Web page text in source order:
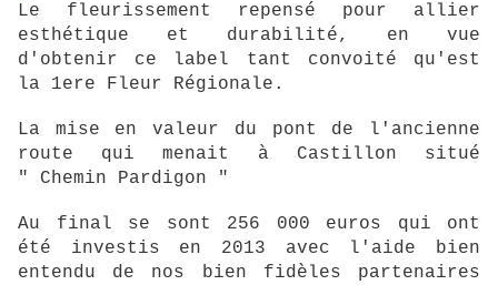
Le fleurissement repensé pour allier
esthétique et durabilité, en vue
d'obtenir ce label tant convoité qu'est
la 1ere Fleur Régionale.
La mise en valeur du pont de l'ancienne
route qui menait à Castillon situé
" Chemin Pardigon "
Au final se sont 256 000 euros qui ont
été investis en 2013 avec l'aide bien
entendu de nos bien fidèles partenaires